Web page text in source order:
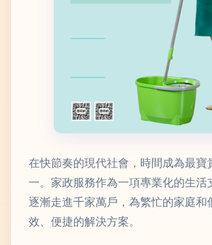
在快節奏的現代社會，時間成為最寶
一。家政服務作為一項專業化的生活
逐漸走進千家萬戶，為繁忙的家庭和
效、便捷的解決方案。